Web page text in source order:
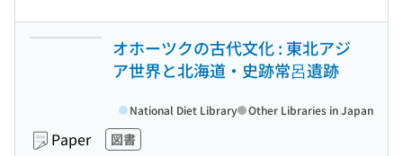
オホーツクの古代文化 : 東北アジ
ア世界と北海道・史跡常呂遺跡
Paper 図書
National Diet Library Other Libraries in Japan